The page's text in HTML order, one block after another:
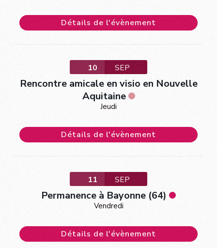
Détails de l'évènement
10 SEP
Rencontre amicale en visio en Nouvelle
Aquitaine
Jeudi
Détails de l'évènement
11 SEP
Permanence à Bayonne (64)
Vendredi
Détails de l'évènement